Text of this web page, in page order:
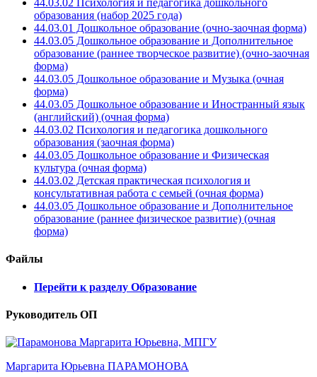
44.03.02 Психология и педагогика дошкольного
образования (набор 2025 года)
44.03.01 Дошкольное образование (очно-заочная форма)
44.03.05 Дошкольное образование и Дополнительное
образование (раннее творческое развитие) (очно-заочная
форма)
44.03.05 Дошкольное образование и Музыка (очная
форма)
44.03.05 Дошкольное образование и Иностранный язык
(английский) (очная форма)
44.03.02 Психология и педагогика дошкольного
образования (заочная форма)
44.03.05 Дошкольное образование и Физическая
культура (очная форма)
44.03.02 Детская практическая психология и
консультативная работа с семьей (очная форма)
44.03.05 Дошкольное образование и Дополнительное
образование (раннее физическое развитие) (очная
форма)
Файлы
Перейти к разделу Образование
Руководитель ОП
Маргарита Юрьевна ПАРАМОНОВА